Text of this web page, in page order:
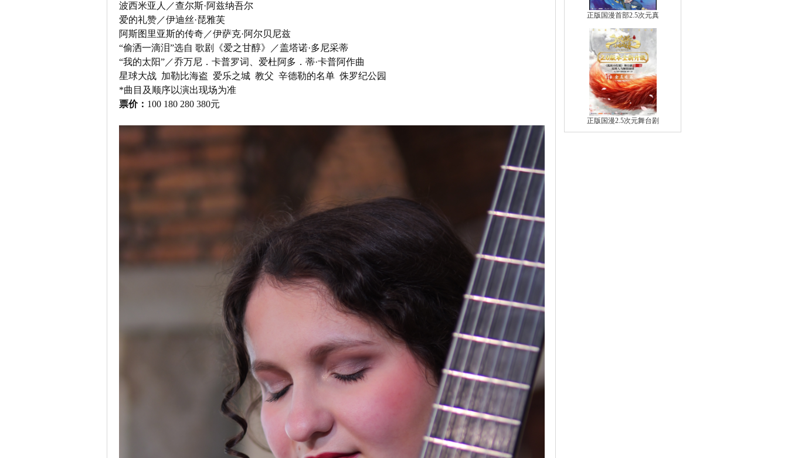
波西米亚人／查尔斯·阿兹纳吾尔
爱的礼赞／伊迪丝·琵雅芙
阿斯图里亚斯的传奇／伊萨克·阿尔贝尼兹
“偷洒一滴泪”选自 歌剧《爱之甘醇》／盖塔诺·多尼采蒂
“我的太阳”／乔万尼．卡普罗词、爱杜阿多．蒂·卡普阿作曲
星球大战 加勒比海盗 爱乐之城 教父 辛德勒的名单 侏罗纪公园
*曲目及顺序以演出现场为准
票价： 100 180 280 380元
正版国漫首部2.5次元真
正版国漫2.5次元舞台剧